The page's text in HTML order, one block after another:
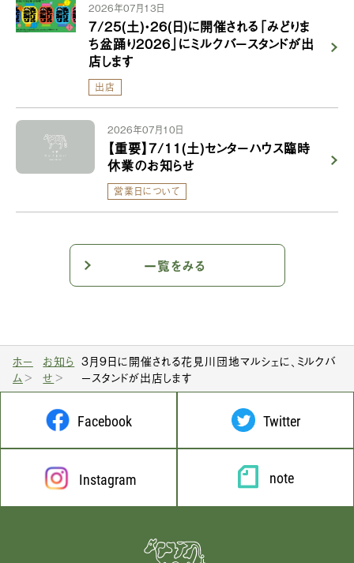
2026年07月13日
7/25(土)・26(日)に開催される「みどりま
ち盆踊り2026」にミルクバースタンドが出
店します
出店
2026年07月10日
【重要】7/11(土)センターハウス臨時
休業のお知らせ
営業日について
一覧をみる
ホー
ム
お知ら
せ
3月9日に開催される花見川団地マルシェに、ミルクバ
ースタンドが出店します
Facebook Twitter
Instagram note